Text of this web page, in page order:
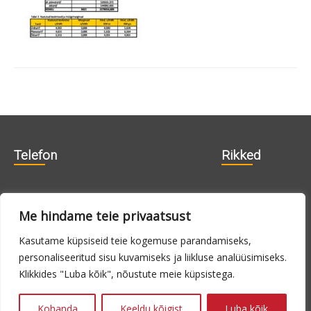
Me hindame teie privaatsust
Kasutame küpsiseid teie kogemuse parandamiseks,
personaliseeritud sisu kuvamiseks ja liikluse analüüsimiseks.
Klikkides "Luba kõik", nõustute meie küpsistega.
Telefon Rikked
715 0180
E-N 9.00 -
14.00
24h